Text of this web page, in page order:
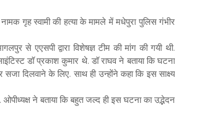
नामक गृह स्वामी की हत्या के मामले में मधेपुरा पुलिस गंभीर
से एएसपी द्वारा विशेषज्ञ टीम की मांग की गयी थी.
डॉ प्रकाश कुमार थे. डॉ राघव ने बताया कि घटना
दिलवाने के लिए. साथ ही उन्होंने कहा कि इस साक्ष्य
ने बताया कि बहुत जल्द ही इस घटना का उद्भेदन